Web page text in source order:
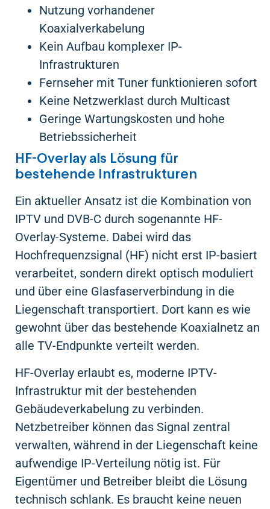
Nutzung vorhandener
Koaxialverkabelung
Kein Aufbau komplexer IP-
Infrastrukturen
Fernseher mit Tuner funktionieren sofort
Keine Netzwerklast durch Multicast
Geringe Wartungskosten und hohe
Betriebssicherheit
HF-Overlay als Lösung für
bestehende Infrastrukturen
Ein aktueller Ansatz ist die Kombination von
IPTV und DVB-C durch sogenannte HF-
Overlay-Systeme. Dabei wird das
Hochfrequenzsignal (HF) nicht erst IP-basiert
verarbeitet, sondern direkt optisch moduliert
und über eine Glasfaserverbindung in die
Liegenschaft transportiert. Dort kann es wie
gewohnt über das bestehende Koaxialnetz an
alle TV-Endpunkte verteilt werden.
HF-Overlay erlaubt es, moderne IPTV-
Infrastruktur mit der bestehenden
Gebäudeverkabelung zu verbinden.
Netzbetreiber können das Signal zentral
verwalten, während in der Liegenschaft keine
aufwendige IP-Verteilung nötig ist. Für
Eigentümer und Betreiber bleibt die Lösung
technisch schlank. Es braucht keine neuen